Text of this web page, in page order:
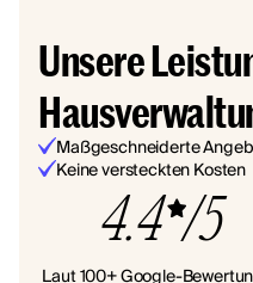
Unsere
Maßgeschneiderte
Keine versteckten Kosten
4.4 /5
Laut 100+ Google-